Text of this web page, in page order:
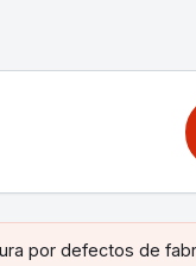
por defectos de